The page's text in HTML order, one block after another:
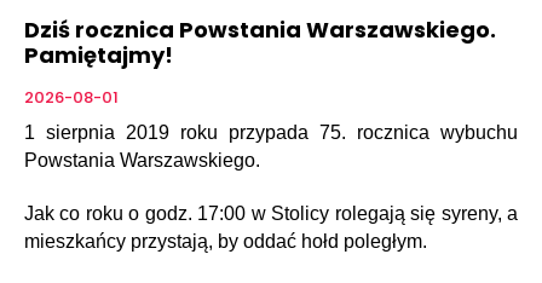
Dziś rocznica Powstania Warszawskiego.
Pamiętajmy!
2026-08-01
1 sierpnia 2019 roku przypada 75. rocznica wybuchu
Powstania Warszawskiego.
Jak co roku o godz. 17:00 w Stolicy rolegają się syreny, a
mieszkańcy przystają, by oddać hołd poległym.